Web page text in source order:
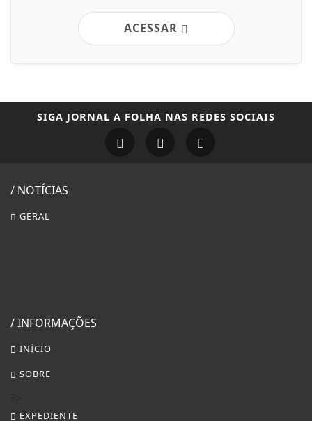
ACESSAR
SIGA JORNAL A FOLHA NAS REDES SOCIAIS
/ NOTÍCIAS
GERAL
/ INFORMAÇÕES
INÍCIO
SOBRE
EXPEDIENTE